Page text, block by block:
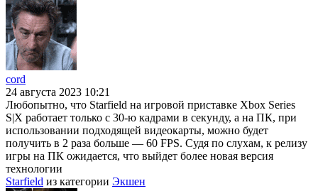
cord
24 августа 2023 10:21
Любопытно, что Starfield на игровой приставке Xbox Series
S|X работает только с 30-ю кадрами в секунду, а на ПК, при
использовании подходящей видеокарты, можно будет
получить в 2 раза больше — 60 FPS. Судя по слухам, к релизу
игры на ПК ожидается, что выйдет более новая версия
технологии
Starfield из категории Экшен